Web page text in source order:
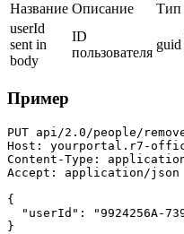
Название Описание Тип
userId
sent in
body
ID
пользователя
guid
Пример
PUT api/2.0/people/
Host: yourportal.r7-
Content-Type:
Accept: application/json
{
"userId": "9924256A-
}